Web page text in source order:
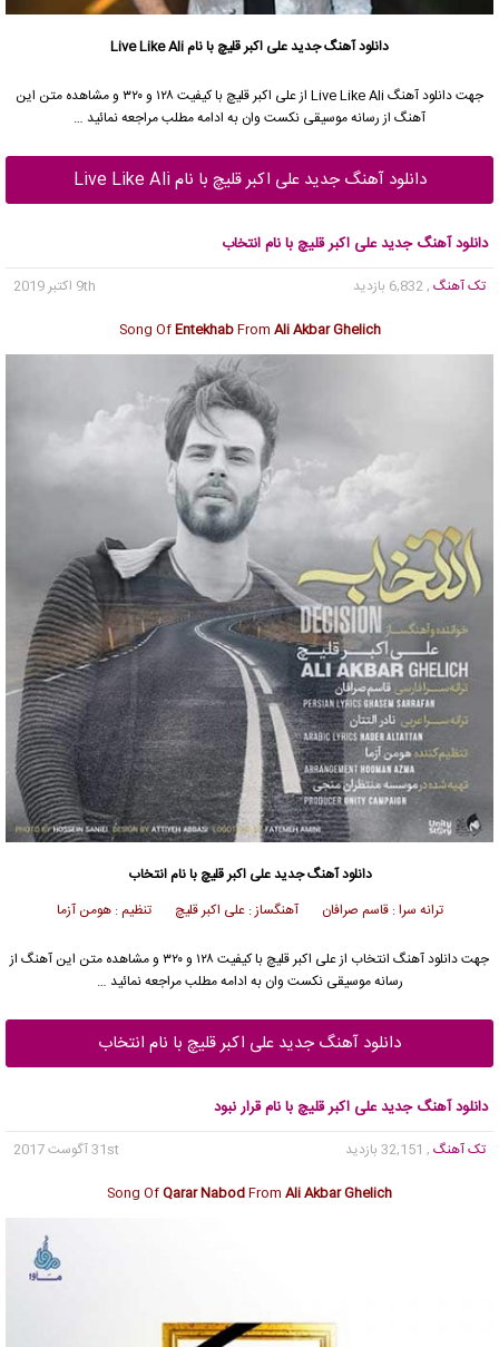
دانلود آهنگ جدیدعلی اکبر قلیچ با نام Live Like Ali
جهت دانلود آهنگ Live Like Ali از علی اکبر قلیچ
با کیفیت ۱۲۸ و ۳۲۰ و مشاهده متن این
آهنگ از رسانه موسیقی نکست وان به ادامه مطلب مراجعه نمائید …
دانلود آهنگ جدید علی اکبر قلیچ با نام Live Like Ali
دانلود آهنگ جدید علی اکبر قلیچ با نام انتخاب
تک آهنگ , 6,832 بازدید
9th اکتبر 2019
Song OfEntekhabFrom Ali Akbar Ghelich
دانلود آهنگ جدیدعلی اکبر قلیچ با نام انتخاب
ترانه سرا : قاسم صرافان آهنگساز : علی اکبر قلیچ تنظیم : هومن آزما
جهت دانلود آهنگ انتخاب ازعلی اکبر قلیچ
با کیفیت ۱۲۸ و ۳۲۰ و مشاهده متن این آهنگ از
رسانه موسیقی نکست وان به ادامه مطلب مراجعه نمائید …
دانلود آهنگ جدید علی اکبر قلیچ با نام انتخاب
دانلود آهنگ جدید علی اکبر قلیچ با نام قرار نبود
تک آهنگ , 32,151 بازدید
31st آگوست 2017
Song OfQarar NabodFrom Ali Akbar Ghelich